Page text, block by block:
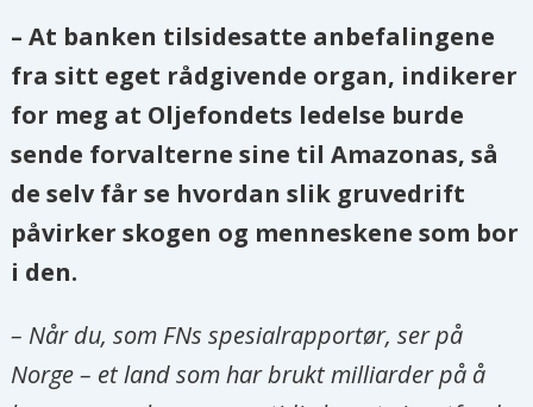
– At banken tilsidesatte anbefalingene
fra sitt eget rådgivende organ, indikerer
for meg at Oljefondets ledelse burde
sende forvalterne sine til Amazonas, så
de selv får se hvordan slik gruvedrift
påvirker skogen og menneskene som bor
i den.
– Når du, som FNs spesialrapportør, ser på
Norge – et land som har brukt milliarder på å